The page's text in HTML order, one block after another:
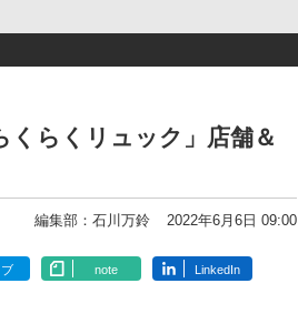
くらくリュック」店舗＆
編集部：石川万鈴 2022年6月6日 09:00
note LinkedIn